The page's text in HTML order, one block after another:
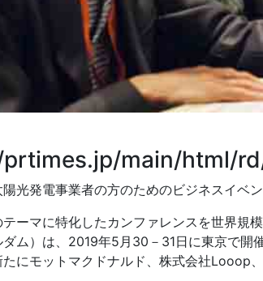
main/html/
光発電事業者の方のためのビジネスイベ
テーマに特化したカンファレンスを世界
ダム）は、2019年5月30－31日に東京で開
たにモットマクドナルド、株式会社Looop